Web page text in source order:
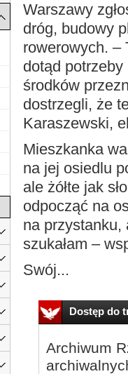
Warszawy
dróg, budowy
rowerowych. –
dotąd potrzeby
środków
dostrzegli, że
Karaszewski,
Mieszkanka
na jej osiedlu
ale żółte jak
odpocząć na
na przystanku,
szukałam –
Swój...
Dostęp do
Archiwum